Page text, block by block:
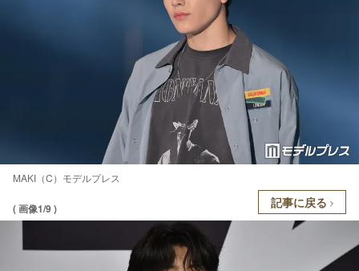
MAKI（C）モデルプレス
( 画像1/9 ) 記事に戻る